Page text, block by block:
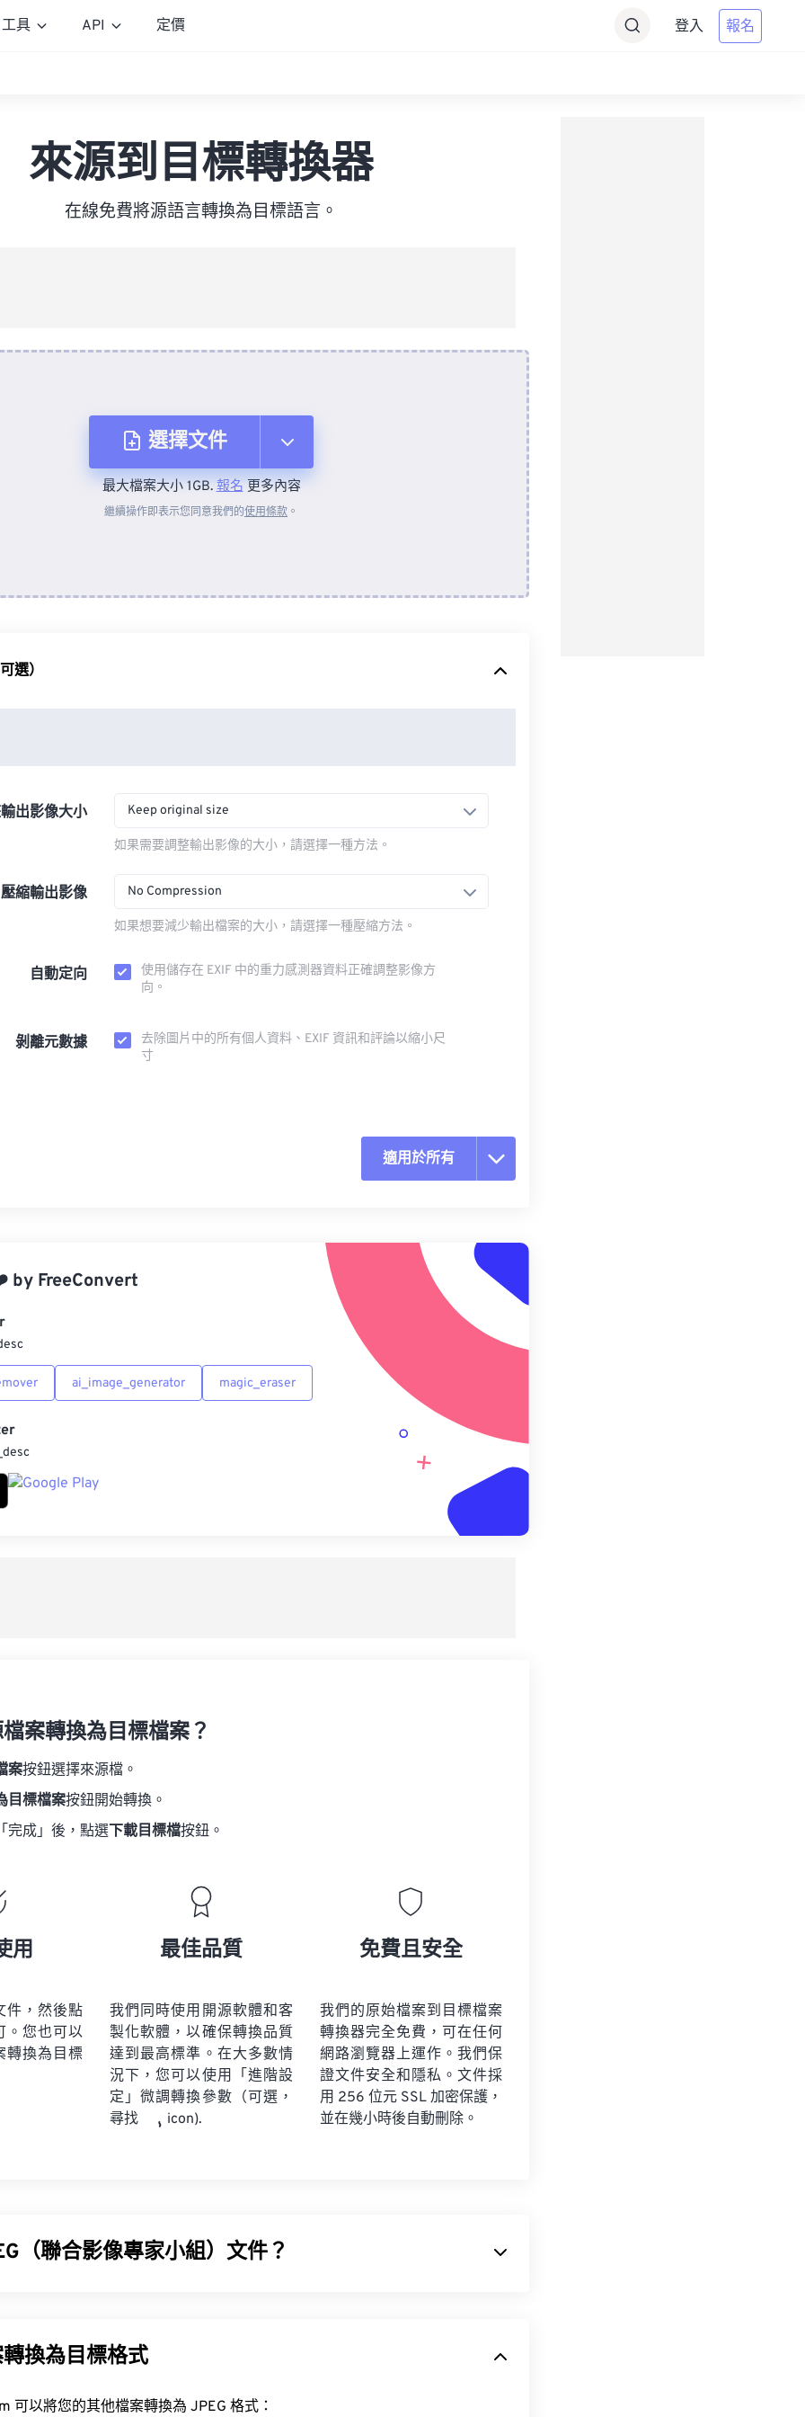
工具 API 定價 登入 報名
來源到目標轉換器
在線免費將源語言轉換為目標語言。
選擇文件
來自裝置
最大檔案大小 1GB.報名更多內容
繼續操作即表示您同意我們的使用條款 。
選）
出影像大小 Keep original size
如果需要調整輸出影像的大小，請選擇一種方法。
壓縮輸出影像 No Compression
如果想要減少輸出檔案的大小，請選擇一種壓縮方法。
自動定向
使用儲存在 EXIF 中的重力感測器資料正確調整影像方
向。
剝離元數據
去除圖片中的所有個人資料、EXIF 資訊和評論以縮小尺
寸
適用於所有
應用預設
另存為預設
by FreeConvert
ai_image_generator magic_eraser
案轉換為目標檔案？
案按鈕選擇來源檔。
目標檔案按鈕開始轉換。
完成」後，點選 下載目標檔按鈕。
用
件，然後點
。您也可以
轉換為目標
最佳品質
我們同時使用開源軟體和客
製化軟體，以確保轉換品質
達到最高標準。在大多數情
況下，您可以使用「進階設
定」微調轉換參數（可選，
尋找
icon).
免費且安全
我們的原始檔案到目標檔案
轉換器完全免費，可在任何
網路瀏覽器上運作。我們保
證文件安全和隱私。文件採
用 256 位元 SSL 加密保護，
並在幾小時後自動刪除。
（聯合影像專家小組）文件？
。換為目標格式
FreeConvert.com 可以將您的其他檔案轉換為 JPEG 格式：